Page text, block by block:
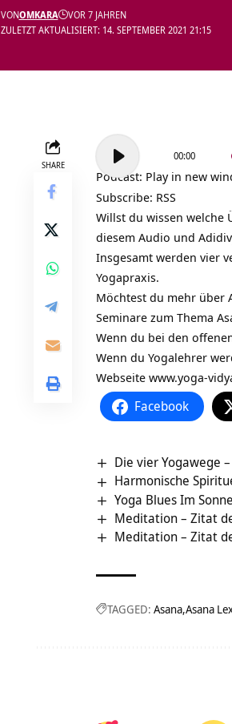
ZULETZT AKTUALISIERT: 14. SEPTEMBER 2021 21:15
VONOMKARA VOR 7 JAHREN
SHARE
Audio-
Player
00:00
Podcast: Play in new
Subscribe: RSS
Willst du wissen welche
diesem Audio und
Insgesamt werden vier
Yogapraxis.
Möchtest du mehr über
Seminare zum Thema
Wenn du bei den
Wenn du Yogalehrer
Webseite www.yoga-
Facebook
Die vier Yogawege
Harmonische
Yoga Blues Im
Meditation – Zitat
Meditation – Zitat
TAGGED: Asana Asana